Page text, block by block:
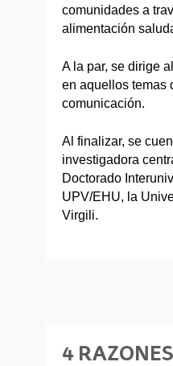
comunidades a
alimentación
A la par, se dirige
en aquellos temas
comunicación.
Al finalizar, se
investigadora
Doctorado
UPV/EHU, la
Virgili.
4